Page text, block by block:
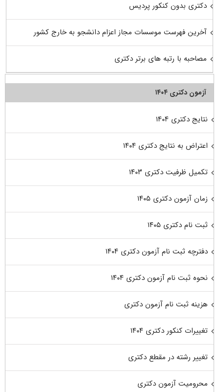
دکتری بدون کنکور پردیس
آخرین فهرست موسسات مجاز اعزام دانشجو به خارج کشور
مصاحبه با رتبه های برتر دکتری
آزمون دکتری ۱۴۰۴
نتایج دکتری ۱۴۰۴
اعتراض به نتایج دکتری ۱۴۰۴
تکمیل ظرفیت دکتری ۱۴۰۳
زمان آزمون دکتری ۱۴۰۵
ثبت نام دکتری ۱۴۰۵
دفترچه ثبت نام آزمون دکتری ۱۴۰۴
نحوه ثبت نام آزمون دکتری ۱۴۰۴
هزینه ثبت نام آزمون دکتری
تغییرات کنکور دکتری ۱۴۰۴
تغییر رشته در مقطع دکتری
محرومیت آزمون دکتری